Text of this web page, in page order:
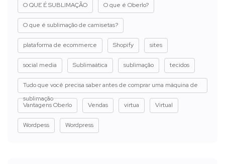
O QUE É SUBLIMAÇÃO O que é Oberlo?
O que é sublimação de camisetas?
plataforma de ecommerce Shopify sites
social media Sublimaática sublimação tecidos
Tudo que você precisa saber antes de comprar uma máquina de
sublimação
Vantagens Oberlo
Vendas virtua Virtual
Wordpess Wordpress